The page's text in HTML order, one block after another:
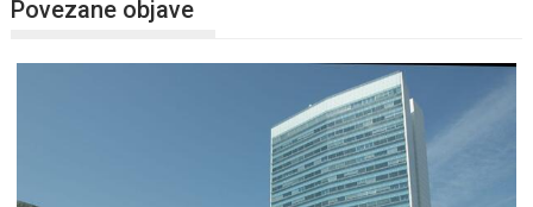
Povezane objave